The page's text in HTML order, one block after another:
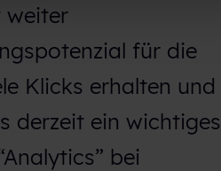
weiter
für die
Klicks erhalten und
derzeit ein wichtiges
bei